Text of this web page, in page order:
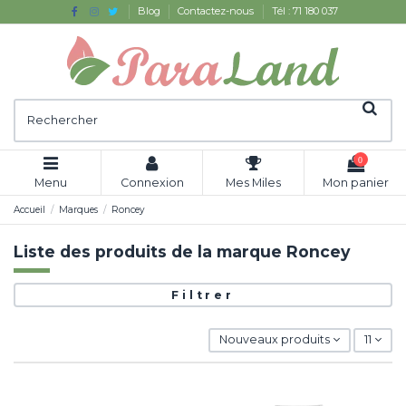
Blog Contactez-nous Tél : 71 180 037
Menu Connexion Mes Miles
0
Mon panier
Accueil Marques Roncey
Liste des produits de la marque Roncey
Filtrer
Nouveaux produits 11